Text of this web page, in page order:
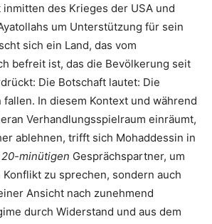
des Krieges der USA und
um Unterstützung für sein
sich ein Land, das vom
befreit ist, das die Bevölkerung seit
Die Botschaft lautet: Die
fallen. In diesem Kontext und während
Verhandlungsspielraum einräumt,
ablehnen, trifft sich Mohaddessin in
20-minütigen Gesprächspartner, um
zu sprechen, sondern auch
Ansicht nach zunehmend
durch Widerstand und aus dem